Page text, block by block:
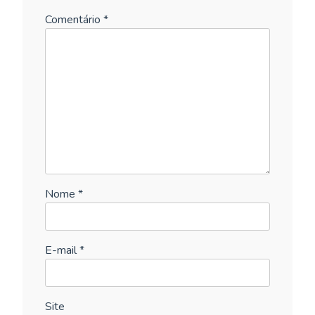
Comentário *
Nome *
E-mail*
Site